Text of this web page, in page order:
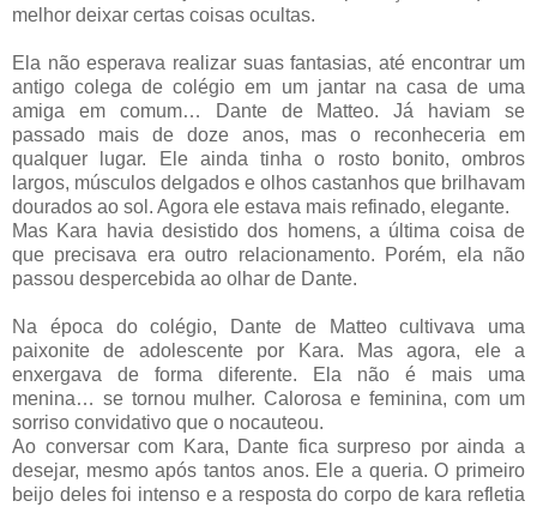
melhor deixar certas coisas ocultas.
Ela não esperava realizar suas fantasias, até encontrar um
antigo colega de colégio em um jantar na casa de uma
amiga em comum… Dante de Matteo. Já haviam se
passado mais de doze anos, mas o reconheceria em
qualquer lugar. Ele ainda tinha o rosto bonito, ombros
largos, músculos delgados e olhos castanhos que brilhavam
dourados ao sol. Agora ele estava mais refinado, elegante.
Mas Kara havia desistido dos homens, a última coisa de
que precisava era outro relacionamento. Porém, ela não
passou despercebida ao olhar de Dante.
Na época do colégio, Dante de Matteo cultivava uma
paixonite de adolescente por Kara. Mas agora, ele a
enxergava de forma diferente. Ela não é mais uma
menina… se tornou mulher. Calorosa e feminina, com um
sorriso convidativo que o nocauteou.
Ao conversar com Kara, Dante fica surpreso por ainda a
desejar, mesmo após tantos anos. Ele a queria. O primeiro
beijo deles foi intenso e a resposta do corpo de kara refletia